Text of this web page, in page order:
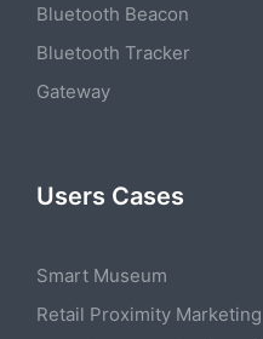
Bluetooth Beacon
Bluetooth Tracker
Gateway
Users Cases
Smart Museum
Retail Proximity Marketing